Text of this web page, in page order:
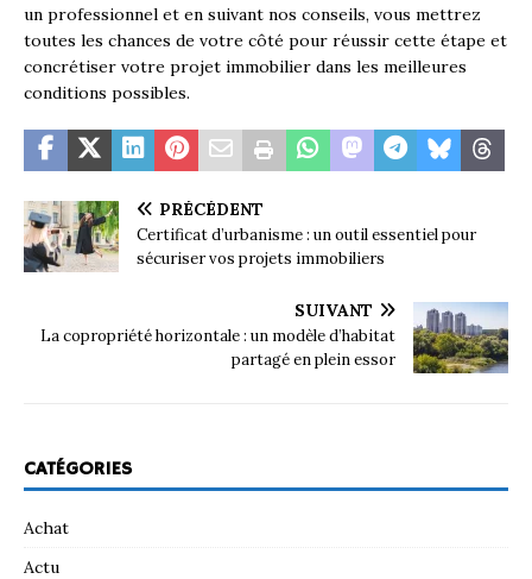
un professionnel et en suivant nos conseils, vous mettrez
toutes les chances de votre côté pour réussir cette étape et
concrétiser votre projet immobilier dans les meilleures
conditions possibles.
PRÉCÉDENT
Certificat d’urbanisme : un outil essentiel pour
sécuriser vos projets immobiliers
SUIVANT
La copropriété horizontale : un modèle d’habitat
partagé en plein essor
CATÉGORIES
Achat
Actu